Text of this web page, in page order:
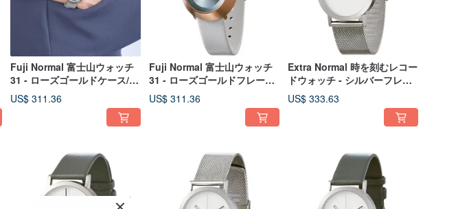
Fuji Normal 富士山ウォッチ
31 - ローズゴールドケース/シ
ルバー針/グリーン本革カーフ
ストラップ
US$ 311.36
Fuji Normal 富士山ウォッチ
31 - ローズゴールドフレーム/
シルバー針/ブラウン本革スト
ラップ
US$ 311.36
Extra Normal 時を刻むレコー
ドウォッチ - シルバーフレー
ム/ブラック針/シルバーミラネ
ーゼバンド
US$ 333.63